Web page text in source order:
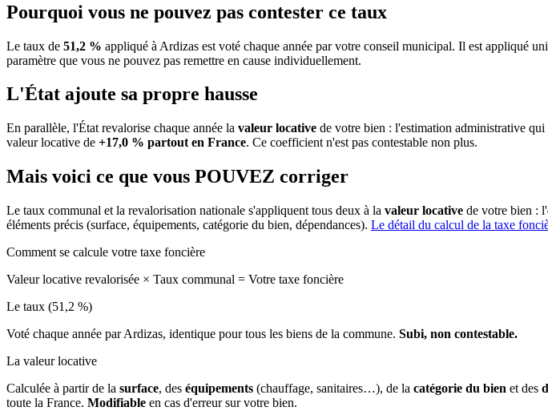
Pourquoi vous ne pouvez pas contester ce taux
Le taux de 51,2 % appliqué à Ardizas est voté chaque année par votre conseil municipal. Il est appliqué
paramètre que vous ne pouvez pas remettre en cause individuellement.
L'État ajoute sa propre hausse
En parallèle, l'État revalorise chaque année la valeur locative de votre bien : l'estimation administrative
valeur locative de +17,0 % partout en France. Ce coefficient n'est pas contestable non plus.
Mais voici ce que vous POUVEZ corriger
Le taux communal et la revalorisation nationale s'appliquent tous deux à la valeur locative de votre bien :
éléments précis (surface, équipements, catégorie du bien, dépendances). Le détail du calcul de la taxe
Comment se calcule votre taxe foncière
Valeur locative revalorisée × Taux communal = Votre taxe foncière
Le taux (51,2 %)
Voté chaque année par Ardizas, identique pour tous les biens de la commune. Subi, non contestable.
La valeur locative
Calculée à partir de la surface, des équipements (chauffage, sanitaires…), de la catégorie du bien et des
toute la France. Modifiable en cas d'erreur sur votre bien.